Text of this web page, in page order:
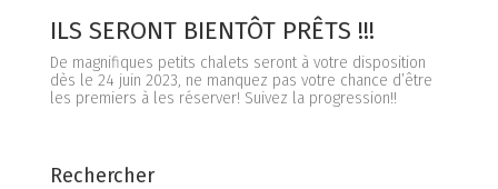
ILS SERONT BIENTÔT PRÊTS !!!
De magnifiques petits chalets seront à votre disposition
dès le 24 juin 2023, ne manquez pas votre chance d’être
les premiers à les réserver! Suivez la progression!!
Rechercher